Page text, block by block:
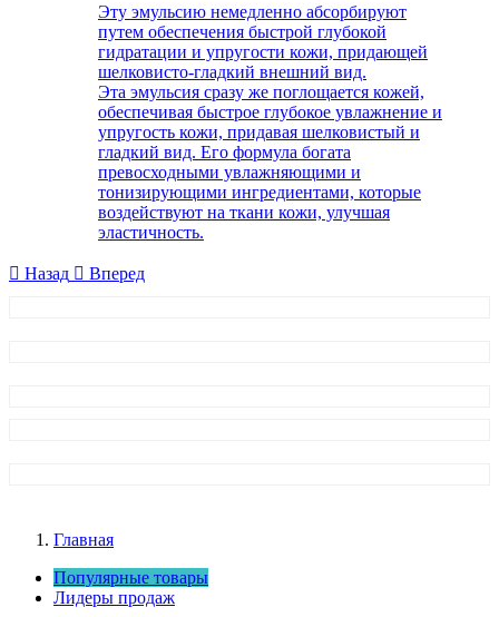
Эту эмульсию немедленно абсорбируют
путем обеспечения быстрой глубокой
гидратации и упругости кожи, придающей
шелковисто-гладкий внешний вид.
Эта эмульсия сразу же поглощается кожей,
обеспечивая быстрое глубокое увлажнение и
упругость кожи, придавая шелковистый и
гладкий вид. Его формула богата
превосходными увлажняющими и
тонизирующими ингредиентами, которые
воздействуют на ткани кожи, улучшая
эластичность.
 Назад  Вперед
Главная
Популярные товары
Лидеры продаж